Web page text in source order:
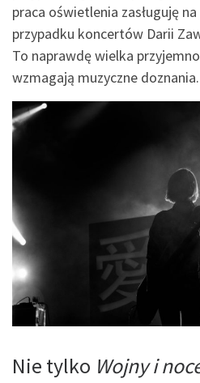
praca oświetlenia zasługuję
przypadku koncertów Darii
To naprawdę wielka
wzmagają muzyczne doznania.
Nie tylko Wojny i